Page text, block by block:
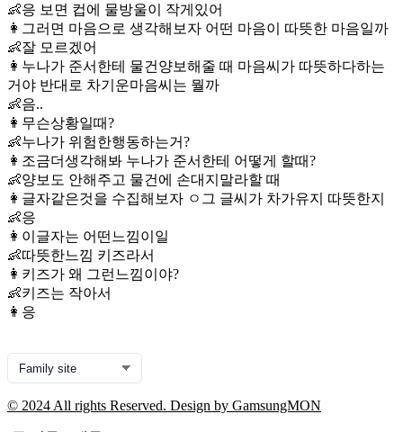
👶응 보면 컵에 물방울이 작게있어
👩그러면 마음으로 생각해보자 어떤 마음이 따뜻한 마음일까
👶잘 모르겠어
👩누나가 준서한테 물건양보해줄 때 마음씨가 따뜻하다하는
거야 반대로 차기운마음씨는 뭘까
👶음..
👩무슨상황일때?
👶누나가 위험한행동하는거?
👩조금더생각해봐 누나가 준서한테 어떻게 할때?
👶양보도 안해주고 물건에 손대지말라할 때
👩글자같은것을 수집해보자 ㅇ그 글씨가 차가유지 따뜻한지
👶응
👩이글자는 어떤느낌이일
👶따뜻한느낌 키즈라서
👩키즈가 왜 그런느낌이야?
👶키즈는 작아서
👩응
© 2024 All rights Reserved. Design by GamsungMON